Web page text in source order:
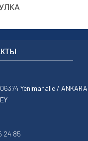
Yenimahalle / ANKARA
24 85